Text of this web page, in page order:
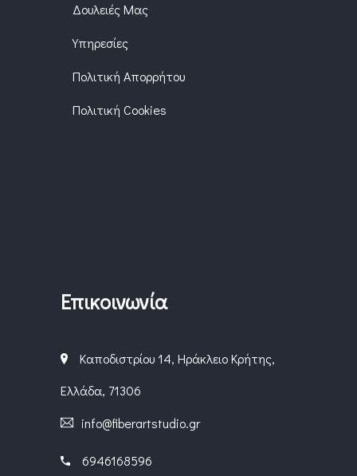
Δουλειές Μας
Υπηρεσίες
Πολιτική Απορρήτου
Πολιτική Cookies
Επικοινωνία
Καποδιστρίου 14, Ηράκλειο Κρήτης,
Ελλάδα, 71306
info@fiberartstudio.gr
6946168596